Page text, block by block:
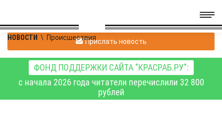
НОВОСТИ \ ПроисшествияПрислать новость
ФОНД ПОДДЕРЖКИ САЙТА "КРАСРАБ.РУ":
с начала 2026 года читатели перечислили 32 800
рублей